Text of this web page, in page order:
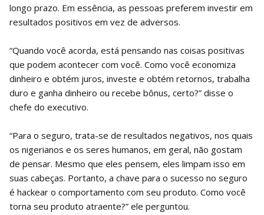
longo prazo. Em essência, as pessoas preferem investir em
resultados positivos em vez de adversos.
“Quando você acorda, está pensando nas coisas positivas
que podem acontecer com você. Como você economiza
dinheiro e obtém juros, investe e obtém retornos, trabalha
duro e ganha dinheiro ou recebe bônus, certo?” disse o
chefe do executivo.
“Para o seguro, trata-se de resultados negativos, nos quais
os nigerianos e os seres humanos, em geral, não gostam
de pensar. Mesmo que eles pensem, eles limpam isso em
suas cabeças. Portanto, a chave para o sucesso no seguro
é hackear o comportamento com seu produto. Como você
torna seu produto atraente?” ele perguntou.